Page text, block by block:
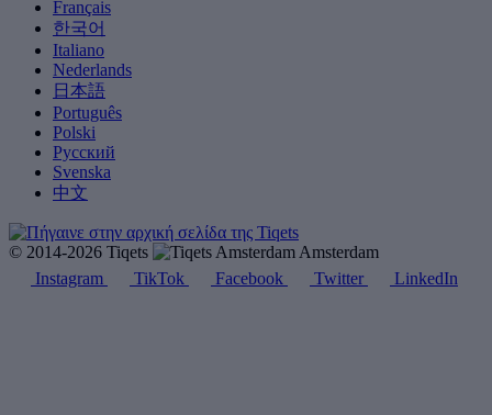
Français
한국어
Italiano
Nederlands
日本語
Português
Polski
Русский
Svenska
中文
© 2014-2026 Tiqets
Amsterdam
Instagram
TikTok Facebook Twitter LinkedIn